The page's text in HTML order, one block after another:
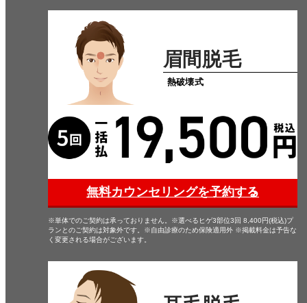
眉間脱毛
熱破壊式
無料カウンセリングを予約する
※単体でのご契約は承っておりません。※選べるヒゲ3部位3回 8,400円(税込)プ
ランとのご契約は対象外です。※自由診療のため保険適用外 ※掲載料金は予告な
く変更される場合がございます。